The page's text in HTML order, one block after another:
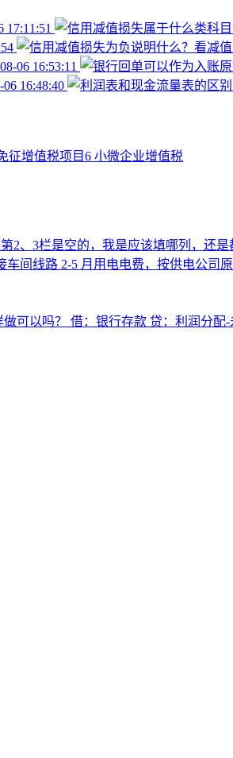
17:11:51
06 16:53:11
06 16:48:40
征增值税项目6 小微企业增值税
2、3栏是空的，我是应该填哪列，还是
间线路 2‑5 月用电电费，按供电公司
可以吗？ 借：银行存款 贷：利润分配-